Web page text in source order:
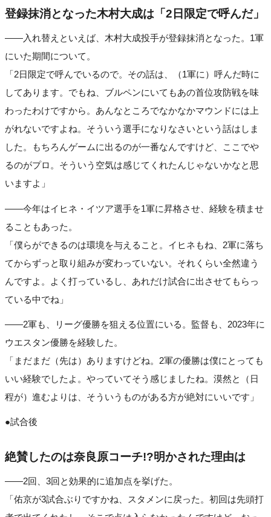
登録抹消となった木村大成は「2日限定で呼んだ」
――入れ替えといえば、木村大成投手が登録抹消となった。1軍
にいた期間について。
「2日限定で呼んでいるので。その話は、（1軍に）呼んだ時に
してあります。でもね、ブルペンにいてもあの首位攻防戦を味
わったわけですから。あんなところでなかなかマウンドには上
がれないですよね。そういう選手になりなさいという話はしま
した。もちろんゲームに出るのが一番なんですけど、ここでや
るのがプロ。そういう空気は感じてくれたんじゃないかなと思
いますよ」
――今年はイヒネ・イツア選手を1軍に昇格させ、経験を積ませ
ることもあった。
「僕らができるのは環境を与えること。イヒネもね、2軍に落ち
てからずっと取り組みが変わっていない。それくらい全然違う
んですよ。よく打っているし、あれだけ試合に出させてもらっ
ている中でね」
――2軍も、リーグ優勝を狙える位置にいる。監督も、2023年に
ウエスタン優勝を経験した。
「まだまだ（先は）ありますけどね。2軍の優勝は僕にとっても
いい経験でしたよ。やっていてそう感じましたね。漠然と（日
程が）進むよりは、そういうものがある方が絶対にいいです」
●試合後
絶賛したのは奈良原コーチ!?明かされた理由は
――2回、3回と効果的に追加点を挙げた。
「佑京が3試合ぶりですかね、スタメンに戻った。初回は先頭打